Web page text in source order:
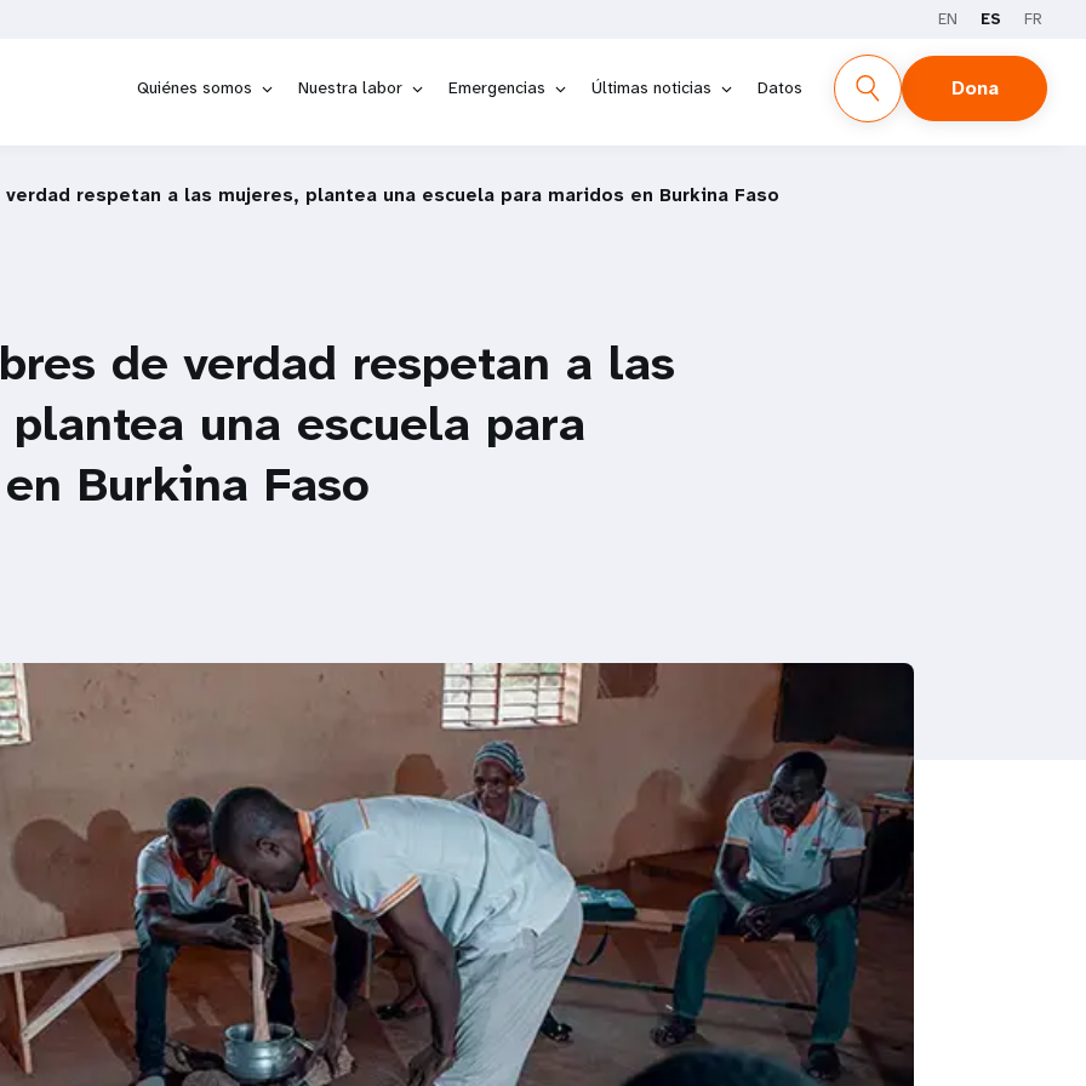
EN ES FR
Quiénes somos Nuestra labor Emergencias Últimas noticias Datos Dona
respetan a las mujeres, plantea una escuela para maridos en Burkina Faso
de verdad respetan a las
una escuela para
Burkina Faso